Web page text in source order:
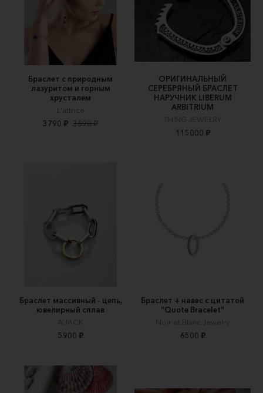
Браслет с природным
лазуритом и горным
хрусталем
L'attrice
3790 ₽ 3890 ₽
ОРИГИНАЛЬНЫЙ
СЕРЕБРЯНЫЙ БРАСЛЕТ
НАРУЧНИК LIBERUM
ARBITRIUM
THING JEWELRY
115000 ₽
Браслет массивный - цепь,
ювелирный сплав
A’JACK
5900 ₽
Браслет + навес с цитатой
“Quote Bracelet”
Noir et Blanc Jewelry
6500 ₽